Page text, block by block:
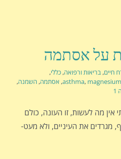
חיים, בריאות ורפואה, כללי,
asthma, magnesium
, אסתמה, השמנה,
מה לעשות, זו העונה, כולם
את העיניים, ולא מעט-